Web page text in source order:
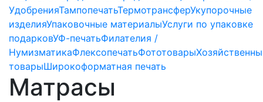
УдобренияТампопечатьТермотрансферУкупорочные
изделияУпаковочные материалыУслуги по упаковке
подарковУФ-печатьФилателия /
НумизматикаФлексопечатьФототовары
товарыШирокоформатная печать
Матрасы